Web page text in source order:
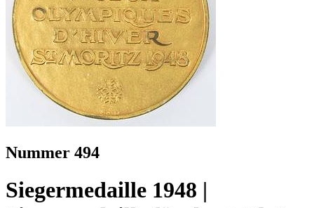
Nummer 494
Siegermedaille 1948 |